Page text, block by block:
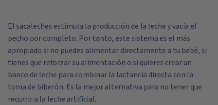
El sacaleches estimula la producción de la leche y vacía el
pecho por completo. Por tanto, este sistema es el más
apropiado si no puedes alimentar directamente a tu bebé, si
tienes que reforzar su alimentación o si quieres crear un
banco de leche para combinar la lactancia directa con la
toma de biberón. Es la mejor alternativa para no tener que
recurrir a la leche artificial.